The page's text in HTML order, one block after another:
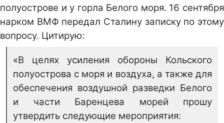
полуострове и у горла Белого моря. 16 сентября
нарком ВМФ передал Сталину записку по этому
вопросу. Цитирую:
«В целях усиления обороны Кольского
полуострова с моря и воздуха, а также для
обеспечения воздушной разведки Белого
и части Баренцева морей прошу
утвердить следующие мероприятия: